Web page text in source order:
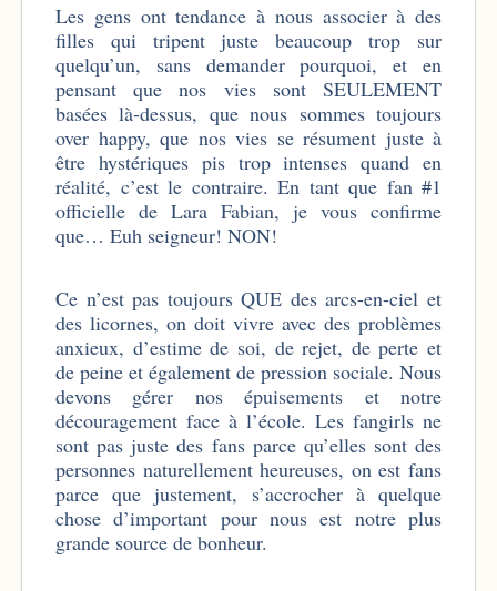
Les gens ont tendance à nous associer à des
filles qui tripent juste beaucoup trop sur
quelqu’un, sans demander pourquoi, et en
pensant que nos vies sont SEULEMENT
basées là-dessus, que nous sommes toujours
over happy, que nos vies se résument juste à
être hystériques pis trop intenses quand en
réalité, c’est le contraire. En tant que fan #1
officielle de Lara Fabian, je vous confirme
que… Euh seigneur! NON!
Ce n’est pas toujours QUE des arcs-en-ciel et
des licornes, on doit vivre avec des problèmes
anxieux, d’estime de soi, de rejet, de perte et
de peine et également de pression sociale. Nous
devons gérer nos épuisements et notre
découragement face à l’école. Les fangirls ne
sont pas juste des fans parce qu’elles sont des
personnes naturellement heureuses, on est fans
parce que justement, s’accrocher à quelque
chose d’important pour nous est notre plus
grande source de bonheur.